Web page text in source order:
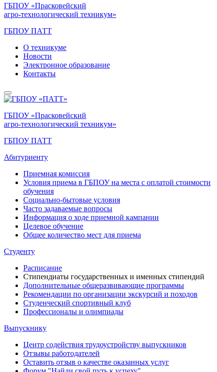
ГБПОУ «Прасковейский
агро-технологический техникум»
ГБПОУ ПАТТ
О техникуме
Новости
Электронное образование
Контакты
ГБПОУ «Прасковейский
агро-технологический техникум»
ГБПОУ ПАТТ
Абитуриенту
Приемная комиссия
Условия приема в ГБПОУ на места с оплатой стоимости
обучения
Социально-бытовые условия
Часто задаваемые вопросы
Информация о ходе приемной кампании
Целевое обучение
Общее количество мест для приема
Студенту
Расписание
Стипендиаты государственных и именных стипендий
Дополнительные общеразвивающие программы
Рекомендации по организации экскурсий и походов
Студенческий спортивный клуб
Профессионалы и олимпиады
Выпускнику
Центр содействия трудоустройству выпускников
Отзывы работодателей
Оставить отзыв о качестве оказанных услуг